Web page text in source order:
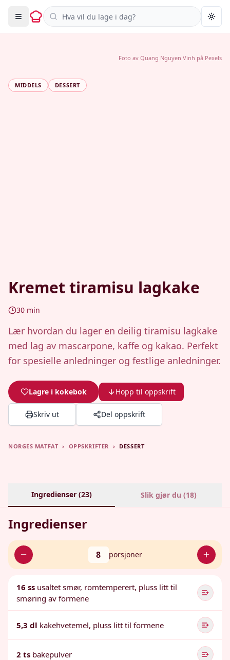
Søk i oppskrifter
MIDDELS DESSERT
Kremet tiramisu lagkake
30 min
Lær hvordan du lager en deilig tiramisu lagkake
med lag av mascarpone, kaffe og kakao. Perfekt
for spesielle anledninger og festlige anledninger.
Lagre i kokebok Hopp til oppskrift
Skriv ut Del oppskrift
Foto av Quang Nguyen Vinh på Pexels
NORGES MATFAT › OPPSKRIFTER › DESSERT
Ingredienser (23) Slik gjør du (18)
Ingredienser
8 porsjoner
16 ss usaltet smør, romtemperert, pluss litt til
smøring av formene
5,3 dl kakehvetemel, pluss litt til formene
2 ts bakepulver